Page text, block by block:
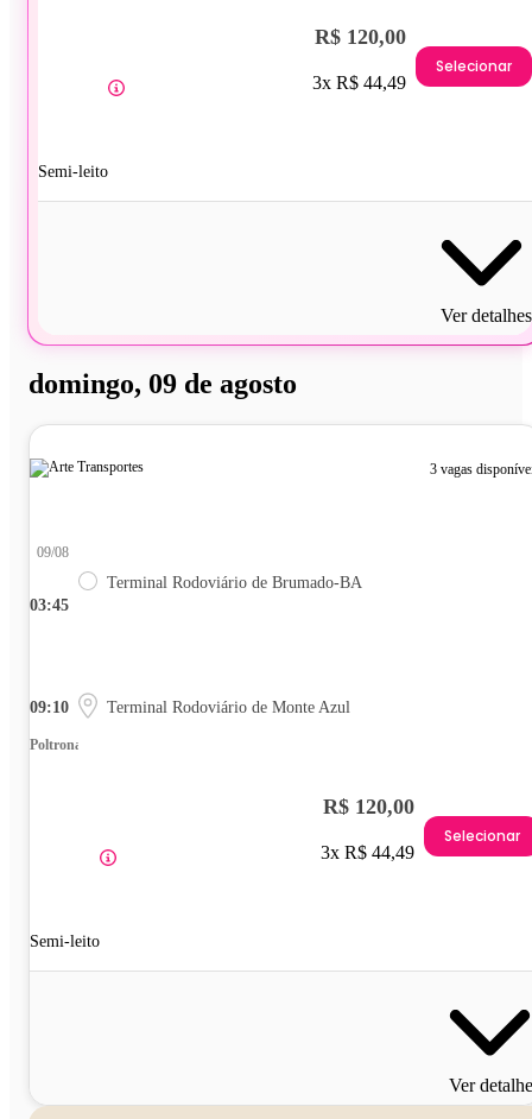
Semi-leito
R$ 120,00
3x R$ 44,49
Selecionar
Ver detalhes
domingo, 09 de agosto
3 vagas
03:45
09/08
Terminal Rodoviário de Brumado-BA
09:10 Terminal Rodoviário de Monte Azul
Poltrona
Semi-leito
R$ 120,00
3x R$ 44,49
Selecionar
Ver